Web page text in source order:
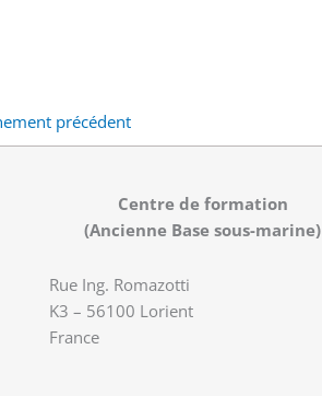
précédent
Centre de formation
(Ancienne Base sous-marine)
Rue Ing. Romazotti
K3 – 56100 Lorient
France